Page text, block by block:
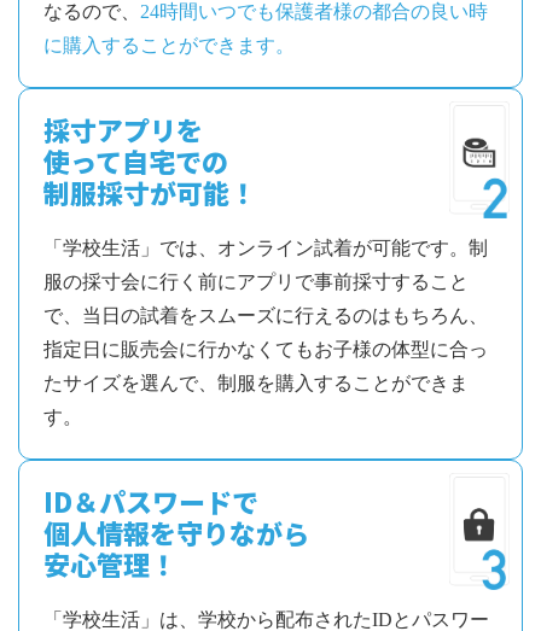
なるので、 24時間いつでも保護者様の都合の良い時
に購入することができます。
採寸アプリを
使って自宅での
制服採寸が可能！
「学校生活」では、オンライン試着が可能です。制
服の採寸会に行く前にアプリで事前採寸すること
で、当日の試着をスムーズに行えるのはもちろん、
指定日に販売会に行かなくてもお子様の体型に合っ
たサイズを選んで、制服を購入することができま
す。
ID＆パスワードで
個人情報を守りながら
安心管理！
「学校生活」は、学校から配布されたIDとパスワー